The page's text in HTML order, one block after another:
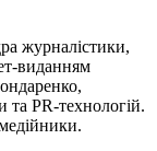
журналістики,
виданням
та PR-технологій.